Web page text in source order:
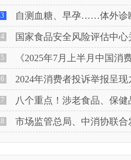
3 自测血糖、早孕……体外诊断试剂科普10
4 国家食品安全风险评估中心关于预防即食真空包装肉制
5 《2025年7月上半月中国消费品领域电子电器行业
6 2024年消费者投诉举报呈现
7 八个重点！涉老食品、保健品虚
8 市场监管总局、中消协联合发布消费提示：关注检测报